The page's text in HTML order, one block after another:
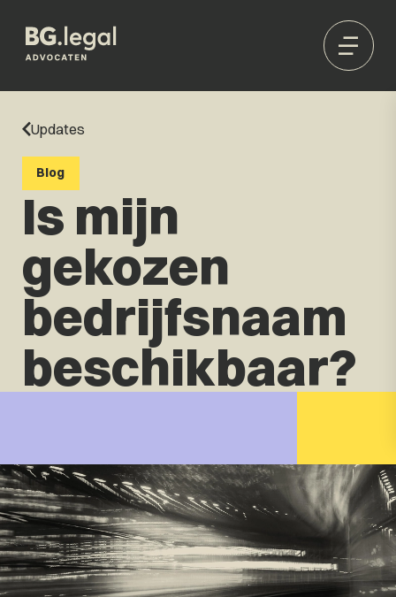
Updates
Blog
Is mijn
gekozen
bedrijfsnaam
beschikbaar?